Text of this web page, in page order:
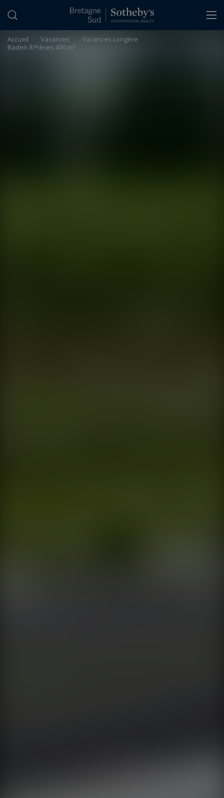
Accueil Vacances
Vacances Longère
Baden 8 Pièces 410 m²